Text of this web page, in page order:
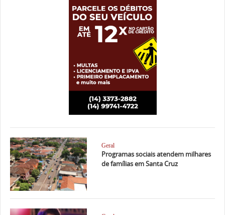
Geral
Programas sociais atendem milhares
de famílias em Santa Cruz